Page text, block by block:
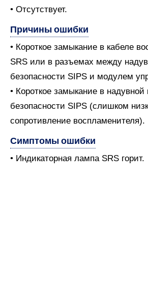
• Отсутствует.
Причины ошибки
• Короткое замыкание в кабеле
SRS или в разъемах между
безопасности SIPS и модулем
• Короткое замыкание в
безопасности SIPS (слишком
сопротивление воспламенителя).
Симптомы ошибки
• Индикаторная лампа SRS горит.